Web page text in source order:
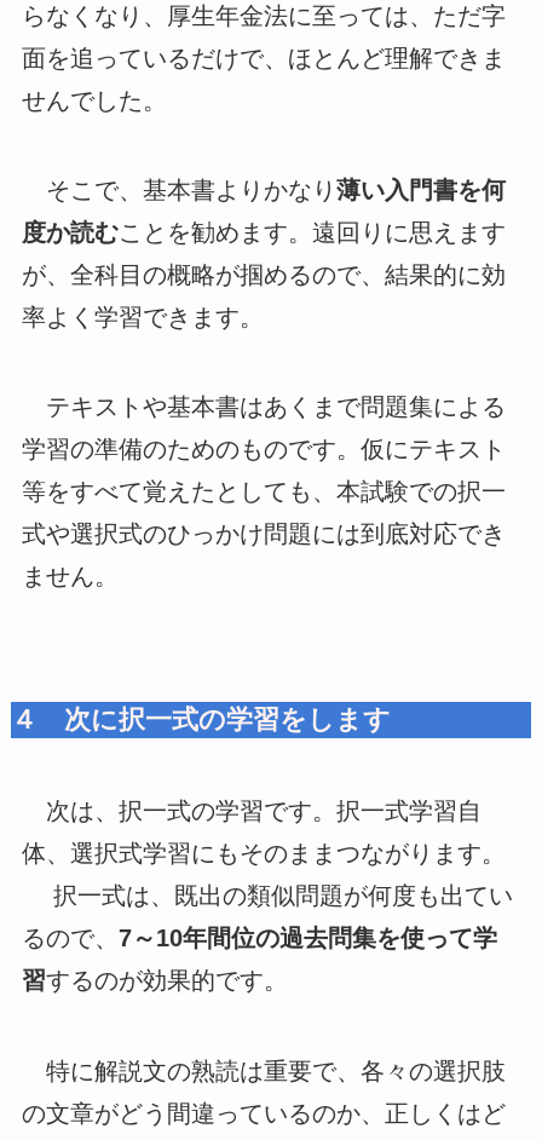
らなくなり、厚生年金法に至っては、ただ字
面を追っているだけで、ほとんど理解できま
せんでした。
そこで、基本書よりかなり 薄い入門書を何
度か読むことを勧めます。遠回りに思えます
が、全科目の概略が掴めるので、結果的に効
率よく学習できます。
テキストや基本書はあくまで問題集による
学習の準備のためのものです。仮にテキスト
等をすべて覚えたとしても、本試験での択一
式や選択式のひっかけ問題には到底対応でき
ません。
４ 次に択一式の学習をします
次は、択一式の学習です。択一式学習自
体、選択式学習にもそのままつながります。
択一式は、既出の類似問題が何度も出てい
るので、 7～10年間位の過去問集を使って学
習するのが効果的です。
特に解説文の熟読は重要で、各々の選択肢
の文章がどう間違っているのか、正しくはど